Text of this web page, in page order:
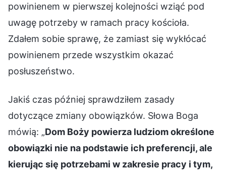
powinienem w pierwszej kolejności wziąć pod
uwagę potrzeby w ramach pracy kościoła.
Zdałem sobie sprawę, że zamiast się wykłócać
powinienem przede wszystkim okazać
posłuszeństwo.
Jakiś czas później sprawdziłem zasady
dotyczące zmiany obowiązków. Słowa Boga
mówią: „Dom Boży powierza ludziom określone
obowiązki nie na podstawie ich preferencji, ale
kierując się potrzebami w zakresie pracy i tym,